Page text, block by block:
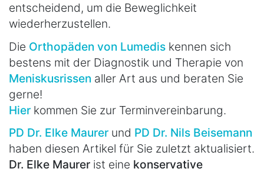
entscheidend, um die Beweglichkeit
wiederherzustellen.
Die Orthopäden von Lumedis kennen sich
bestens mit der Diagnostik und Therapie von
Meniskusrissen aller Art aus und beraten Sie
gerne!
Hier kommen Sie zur Terminvereinbarung.
PD Dr. Elke Maurer und PD Dr. Nils Beisemann
haben diesen Artikel für Sie zuletzt aktualisiert.
Dr. Elke Maurer ist eine konservative